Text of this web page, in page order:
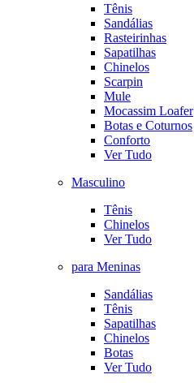
Tênis
Sandálias
Rasteirinhas
Sapatilhas
Chinelos
Scarpin
Mule
Mocassim Loafer
Botas e Coturnos
Conforto
Ver Tudo
Masculino
Tênis
Chinelos
Ver Tudo
para Meninas
Sandálias
Tênis
Sapatilhas
Chinelos
Botas
Ver Tudo